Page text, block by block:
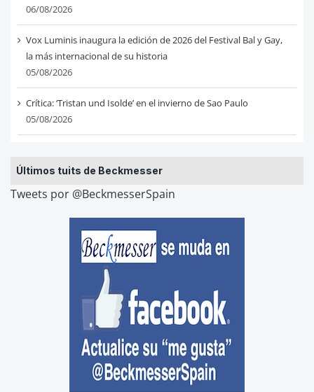
06/08/2026
Vox Luminis inaugura la edición de 2026 del Festival Bal y Gay,
la más internacional de su historia
05/08/2026
Crítica: ‘Tristan und Isolde’ en el invierno de Sao Paulo
05/08/2026
Últimos tuits de Beckmesser
Tweets por @BeckmesserSpain